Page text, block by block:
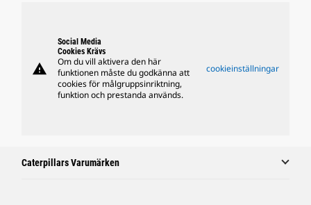
warning
Social Media
Cookies Krävs
Om du vill aktivera den här
funktionen måste du godkänna att
cookies för målgruppsinriktning,
funktion och prestanda används.
cookieinställningar
Caterpillars Varumärken